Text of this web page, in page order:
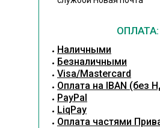
ОПЛАТА:
Наличными
Безналичными
Visa/Mastercard
Оплата на IBAN (без
PayPal
LiqPay
Оплата частями